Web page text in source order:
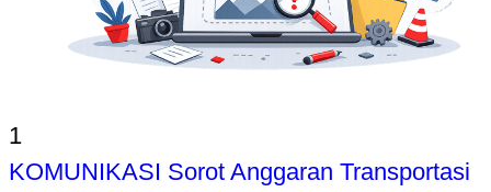
1
KOMUNIKASI Sorot Anggaran Transportasi